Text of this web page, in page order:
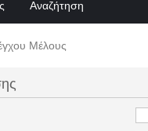
Αναζήτηση
Μέλους